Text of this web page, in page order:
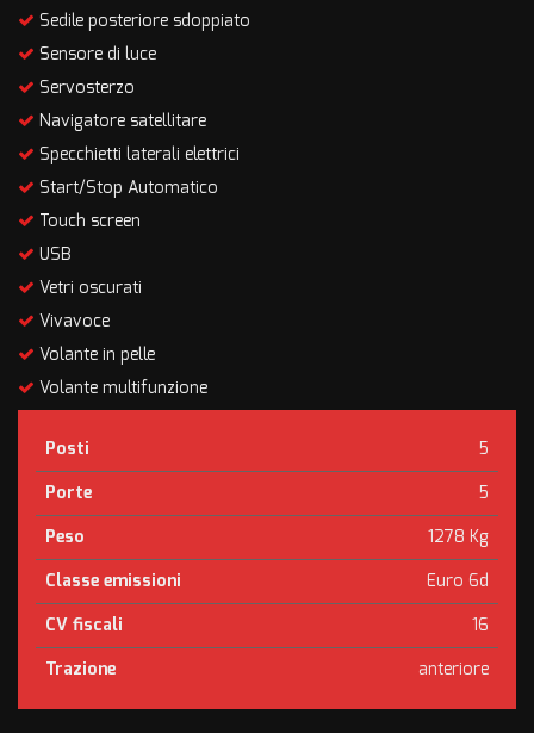
Sedile posteriore sdoppiato
Sensore di luce
Servosterzo
Navigatore satellitare
Specchietti laterali elettrici
Start/Stop Automatico
Touch screen
USB
Vetri oscurati
Vivavoce
Volante in pelle
Volante multifunzione
Posti
5
Porte
5
Peso
1278 Kg
Classe emissioni
Euro 6d
CV fiscali
16
Trazione
anteriore